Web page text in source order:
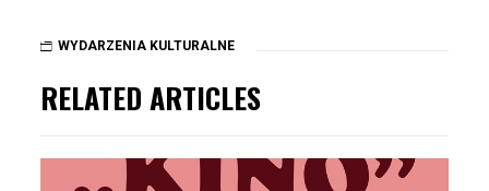
WYDARZENIA KULTURALNE
RELATED ARTICLES